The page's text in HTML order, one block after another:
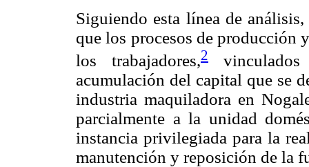
Siguiendo esta línea de
que los procesos de producción
los trabajadores,2
acumulación del capital que se
industria maquiladora en
parcialmente a la unidad
instancia privilegiada para la
manutención y reposición de la